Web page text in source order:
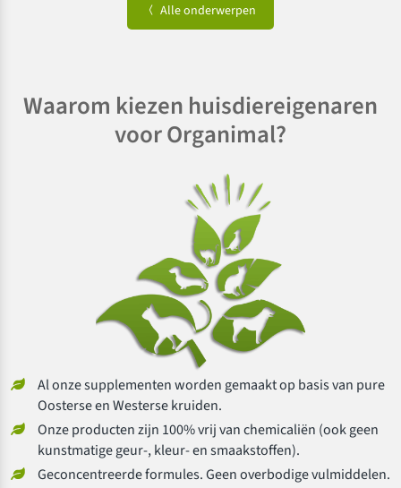
Alle onderwerpen
Waarom kiezen huisdiereigenaren
voor Organimal?
Al onze supplementen worden gemaakt op basis van pure
Oosterse en Westerse kruiden.
Onze producten zijn 100% vrij van chemicaliën (ook geen
kunstmatige geur-, kleur- en smaakstoffen).
Geconcentreerde formules. Geen overbodige vulmiddelen.